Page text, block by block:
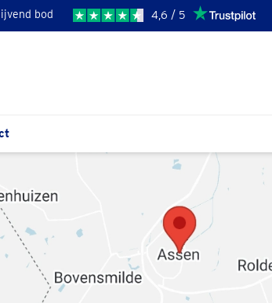
bod 4,6 / 5